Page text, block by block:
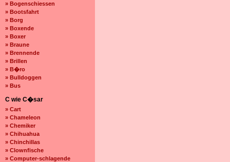
» Bogenschiessen
» Bootsfahrt
» Borg
» Boxende
» Boxer
» Braune
» Brennende
» Brillen
» B�ro
» Bulldoggen
» Bus
C wie C�sar
» Cart
» Chameleon
» Chemiker
» Chihuahua
» Chinchillas
» Clownfische
» Computer-schlagende